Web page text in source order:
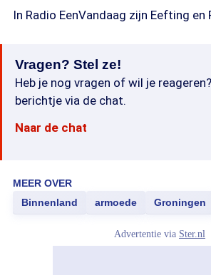
In Radio EenVandaag zijn Eefting
Vragen? Stel ze!
Heb je nog vragen of wil je
berichtje via de chat.
Naar de chat
MEER OVER
Binnenland
armoede Groningen
Advertentie via Ster.nl